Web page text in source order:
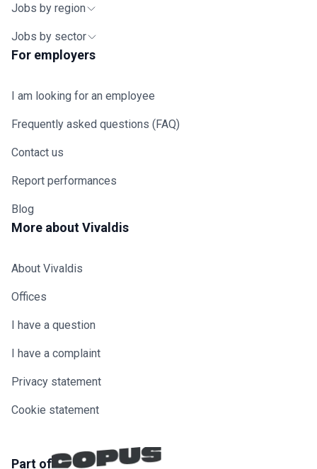
Jobs by region
Jobs by sector
For employers
I am looking for an employee
Frequently asked questions (FAQ)
Contact us
Report performances
Blog
More about Vivaldis
About Vivaldis
Offices
I have a question
I have a complaint
Privacy statement
Cookie statement
Part of